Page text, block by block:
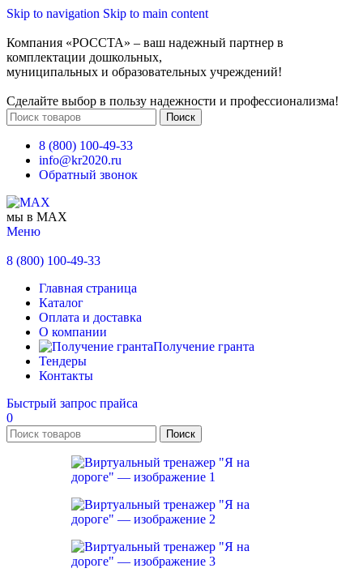
Skip to navigation Skip to main content
Компания «РОССТА» – ваш надежный партнер в
комплектации дошкольных,
муниципальных и образовательных учреждений!
Сделайте выбор в пользу надежности и профессионализма!
Поиск
8 (800) 100-49-33
info@kr2020.ru
Обратный звонок
мы в MAX
Меню
8 (800) 100-49-33
Главная страница
Каталог
Оплата и доставка
О компании
Получение гранта
Тендеры
Контакты
Быстрый запрос прайса
0
Поиск